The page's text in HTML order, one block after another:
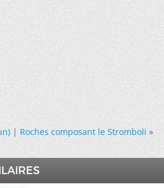
|Roches composant le Stromboli »